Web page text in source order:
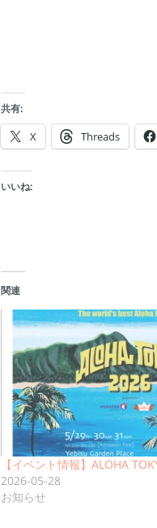
共有:
X Threads
いいね:
関連
【イベント情報】ALOHA
2026-05-28
お知らせ